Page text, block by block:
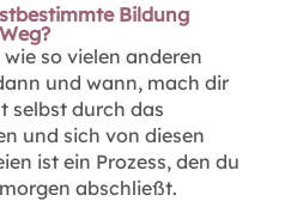
Bildung
so vielen anderen
und wann, mach dir
selbst durch das
und sich von diesen
ist ein Prozess, den du
abschließt.